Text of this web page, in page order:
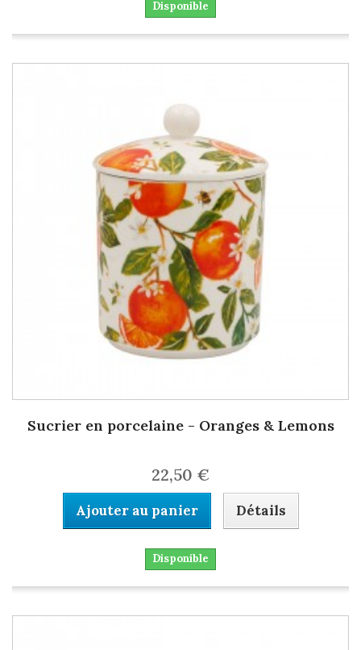
Disponible
Sucrier en porcelaine - Oranges & Lemons
22,50 €
Ajouter au panier Détails
Disponible